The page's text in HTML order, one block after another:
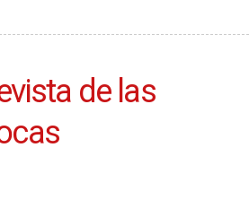
de las